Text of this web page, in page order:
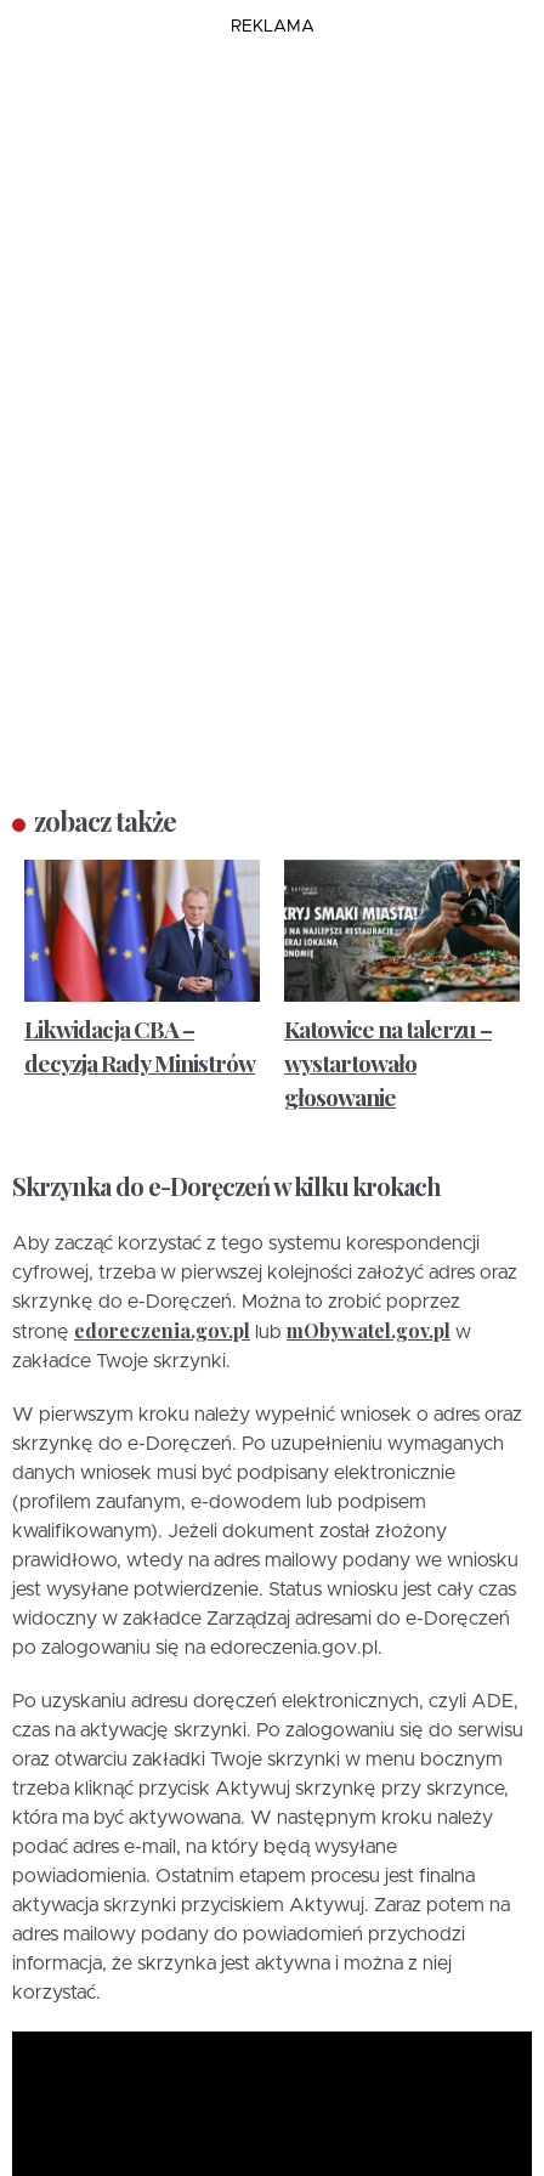
REKLAMA
zobacz także
Likwidacja CBA –
decyzja Rady Ministrów
Katowice na talerzu –
wystartowało
głosowanie
Skrzynka do e-Doręczeń w kilku krokach
Aby zacząć korzystać z tego systemu korespondencji
cyfrowej, trzeba w pierwszej kolejności założyć adres oraz
skrzynkę do e-Doręczeń. Można to zrobić poprzez
stronę edoreczenia.gov.pl lub mObywatel.gov.pl w
zakładce Twoje skrzynki.
W pierwszym kroku należy wypełnić wniosek o adres oraz
skrzynkę do e-Doręczeń. Po uzupełnieniu wymaganych
danych wniosek musi być podpisany elektronicznie
(profilem zaufanym, e-dowodem lub podpisem
kwalifikowanym). Jeżeli dokument został złożony
prawidłowo, wtedy na adres mailowy podany we wniosku
jest wysyłane potwierdzenie. Status wniosku jest cały czas
widoczny w zakładce Zarządzaj adresami do e-Doręczeń
po zalogowaniu się na edoreczenia.gov.pl.
Po uzyskaniu adresu doręczeń elektronicznych, czyli ADE,
czas na aktywację skrzynki. Po zalogowaniu się do serwisu
oraz otwarciu zakładki Twoje skrzynki w menu bocznym
trzeba kliknąć przycisk Aktywuj skrzynkę przy skrzynce,
która ma być aktywowana. W następnym kroku należy
podać adres e-mail, na który będą wysyłane
powiadomienia. Ostatnim etapem procesu jest finalna
aktywacja skrzynki przyciskiem Aktywuj. Zaraz potem na
adres mailowy podany do powiadomień przychodzi
informacja, że skrzynka jest aktywna i można z niej
korzystać.